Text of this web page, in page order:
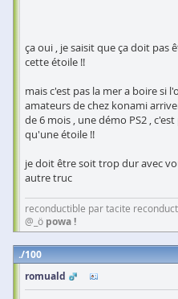
ça oui , je saisit que ça doit pas
cette étoile !!
mais c'est pas la mer a boire si
amateurs de chez konami
de 6 mois , une démo PS2 ,
qu'une étoile !!
je doit être soit trop dur avec
autre truc
reconductible par tacite
@_ö powa !
100
romuald